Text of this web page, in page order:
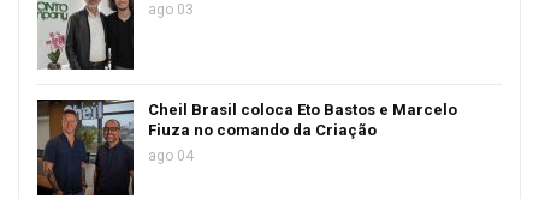
ago 03
Cheil Brasil coloca Eto Bastos e Marcelo
Fiuza no comando da Criação
ago 04